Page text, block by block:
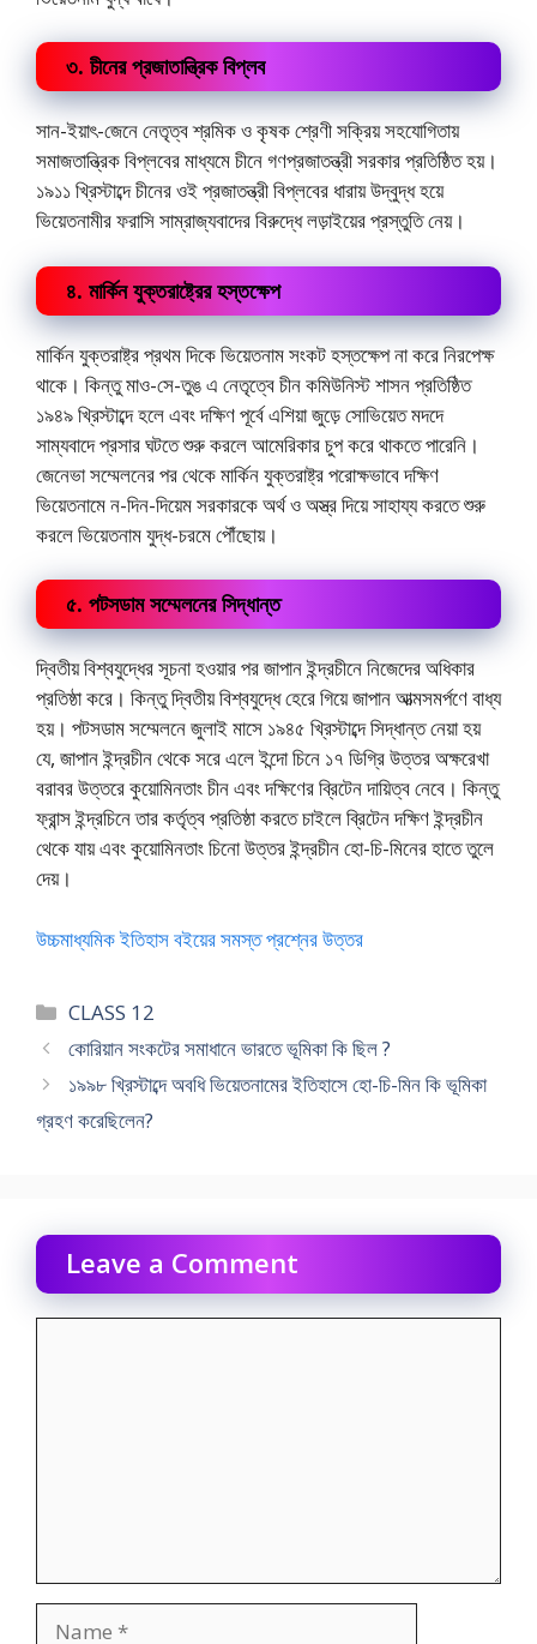
৩. চীনের প্রজাতান্ত্রিক বিপ্লব
সান-ইয়াৎ-জেনে নেতৃত্ব শ্রমিক ও কৃষক শ্রেণী সক্রিয় সহযোগিতায়
সমাজতান্ত্রিক বিপ্লবের মাধ্যমে চীনে গণপ্রজাতন্ত্রী সরকার প্রতিষ্ঠিত হয়।
১৯১১ খ্রিস্টাব্দে চীনের ওই প্রজাতন্ত্রী বিপ্লবের ধারায় উদ্বুদ্ধ হয়ে
ভিয়েতনামীর ফরাসি সাম্রাজ্যবাদের বিরুদ্ধে লড়াইয়ের প্রস্তুতি নেয়।
৪. মার্কিন যুক্তরাষ্ট্রের হস্তক্ষেপ
মার্কিন যুক্তরাষ্ট্র প্রথম দিকে ভিয়েতনাম সংকট হস্তক্ষেপ না করে নিরপেক্ষ
থাকে। কিন্তু মাও-সে-তুঙ এ নেতৃত্বে চীন কমিউনিস্ট শাসন প্রতিষ্ঠিত
১৯৪৯ খ্রিস্টাব্দে হলে এবং দক্ষিণ পূর্বে এশিয়া জুড়ে সোভিয়েত মদদে
সাম্যবাদে প্রসার ঘটতে শুরু করলে আমেরিকার চুপ করে থাকতে পারেনি।
জেনেভা সম্মেলনের পর থেকে মার্কিন যুক্তরাষ্ট্র পরোক্ষভাবে দক্ষিণ
ভিয়েতনামে ন-দিন-দিয়েম সরকারকে অর্থ ও অস্ত্র দিয়ে সাহায্য করতে শুরু
করলে ভিয়েতনাম যুদ্ধ-চরমে পৌঁছোয়।
৫. পটসডাম সম্মেলনের সিদ্ধান্ত
দ্বিতীয় বিশ্বযুদ্ধের সূচনা হওয়ার পর জাপান ইন্দ্রচীনে নিজেদের অধিকার
প্রতিষ্ঠা করে। কিন্তু দ্বিতীয় বিশ্বযুদ্ধে হেরে গিয়ে জাপান আত্মসমর্পণে বাধ্য
হয়। পটসডাম সম্মেলনে জুলাই মাসে ১৯৪৫ খ্রিস্টাব্দে সিদ্ধান্ত নেয়া হয়
যে, জাপান ইন্দ্রচীন থেকে সরে এলে ইন্দো চিনে ১৭ ডিগ্রি উত্তর অক্ষরেখা
বরাবর উত্তরে কুয়োমিনতাং চীন এবং দক্ষিণের ব্রিটেন দায়িত্ব নেবে। কিন্তু
ফ্রান্স ইন্দ্রচিনে তার কর্তৃত্ব প্রতিষ্ঠা করতে চাইলে ব্রিটেন দক্ষিণ ইন্দ্রচীন
থেকে যায় এবং কুয়োমিনতাং চিনো উত্তর ইন্দ্রচীন হো-চি-মিনের হাতে তুলে
দেয়।
উচ্চমাধ্যমিক ইতিহাস বইয়ের সমস্ত প্রশ্নের উত্তর
Categories
CLASS 12
কোরিয়ান সংকটের সমাধানে ভারতে ভূমিকা কি ছিল ?
১৯৯৮ খ্রিস্টাব্দে অবধি ভিয়েতনামের ইতিহাসে হো-চি-মিন কি ভূমিকা
গ্রহণ করেছিলেন?
Leave a Comment